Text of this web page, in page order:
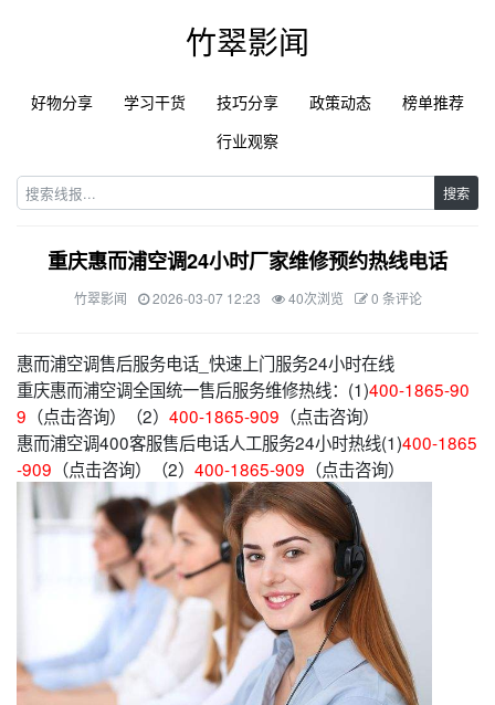
竹翠影闻
好物分享 学习干货 技巧分享 政策动态
榜单推荐
行业观察
搜索
重庆惠而浦空调24小时厂家维修预约热线电话
竹翠影闻 2026-03-07 12:23 40次浏览 0 条评论
惠而浦空调售后服务电话_快速上门服务24小时在线
重庆惠而浦空调全国统一售后服务维修热线：(1)400-1865-90
9 （点击咨询）（2） 400-1865-909 （点击咨询）
惠而浦空调400客服售后电话人工服务24小时热线(1)400-1865
-909 （点击咨询）（2） 400-1865-909 （点击咨询）